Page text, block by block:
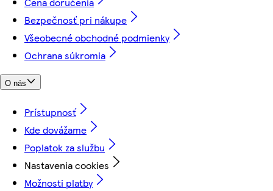
Bezpečnosť pri nákupe
Všeobecné obchodné podmienky
Ochrana súkromia
O nás
Prístupnosť
Kde dovážame
Poplatok za službu
Nastavenia cookies
Možnosti platby